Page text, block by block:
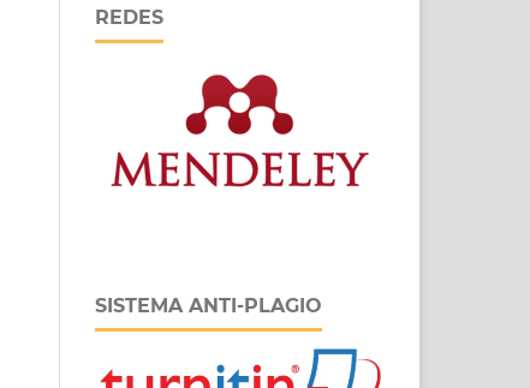
REDES
SISTEMA ANTI-PLAGIO